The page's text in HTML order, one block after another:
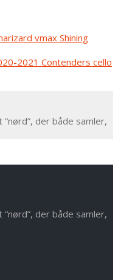
vmax Shining
2021 Contenders cello
der både samler,
der både samler,